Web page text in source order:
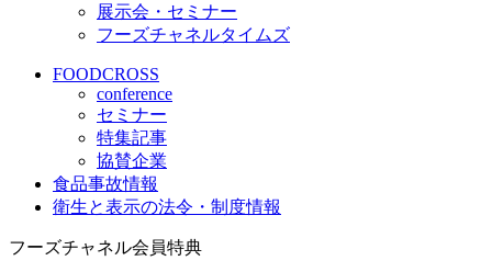
展示会・セミナー
フーズチャネルタイムズ
FOODCROSS
conference
セミナー
特集記事
協賛企業
食品事故情報
衛生と表示の法令・制度情報
フーズチャネル会員特典